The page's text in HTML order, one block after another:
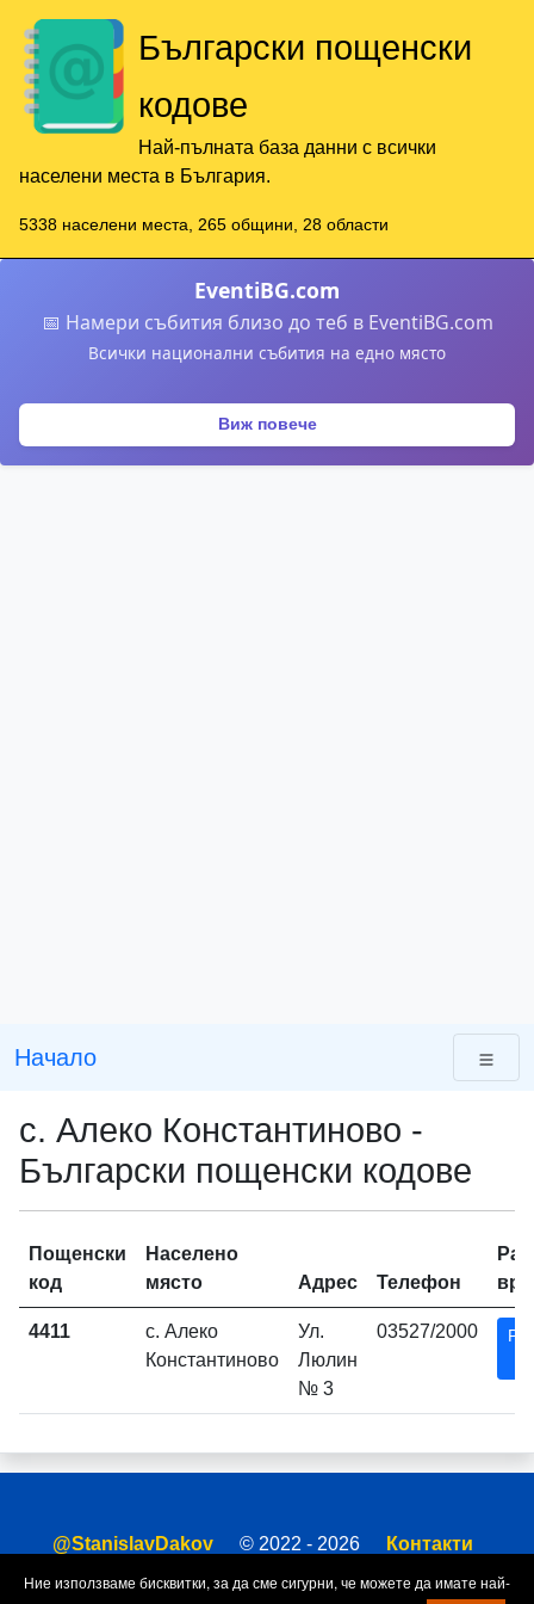
Български пощенски
кодове
Най-пълната база данни с всички
населени места в България.
5338 населени места, 265 общини, 28 области
EventiBG.com
📅 Намери събития близо до теб в EventiBG.com
Всички национални събития на едно място
Виж повече
Начало
с. Алеко Константиново -
Български пощенски кодове
Пощенски
код
Населено
място
Адрес Телефон
4411
с. Алеко
Константиново
Ул.
Люлин
№ 3
03527/2000
@StanislavDakov © 2022 - 2026
Контакти
Ние използваме бисквитки, за да сме сигурни, че можете да имате най-